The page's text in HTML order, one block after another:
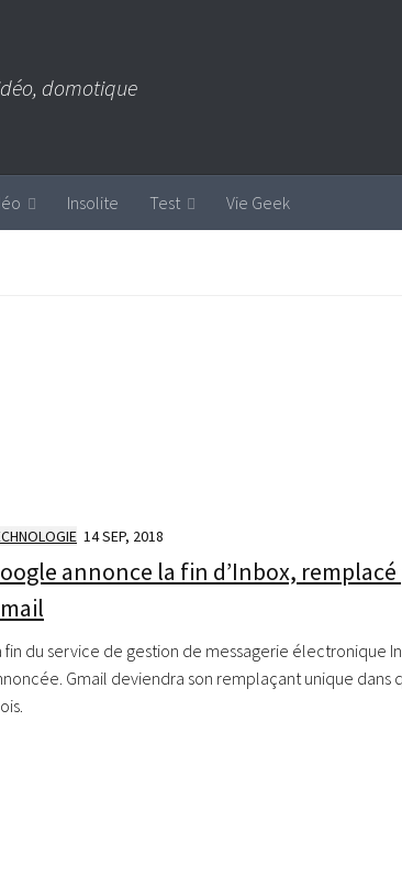
domotique
Insolite Test Vie Geek
14 SEP, 2018
annonce la fin d’Inbox,
fin du service de gestion de messagerie électronique
Gmail deviendra son remplaçant unique dans